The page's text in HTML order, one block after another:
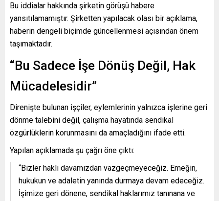
Bu iddialar hakkında şirketin görüşü habere
yansıtılamamıştır. Şirketten yapılacak olası bir açıklama,
haberin dengeli biçimde güncellenmesi açısından önem
taşımaktadır.
“Bu Sadece İşe Dönüş Değil, Hak
Mücadelesidir”
Direnişte bulunan işçiler, eylemlerinin yalnızca işlerine geri
dönme talebini değil, çalışma hayatında sendikal
özgürlüklerin korunmasını da amaçladığını ifade etti.
Yapılan açıklamada şu çağrı öne çıktı:
“Bizler haklı davamızdan vazgeçmeyeceğiz. Emeğin,
hukukun ve adaletin yanında durmaya devam edeceğiz.
İşimize geri dönene, sendikal haklarımız tanınana ve